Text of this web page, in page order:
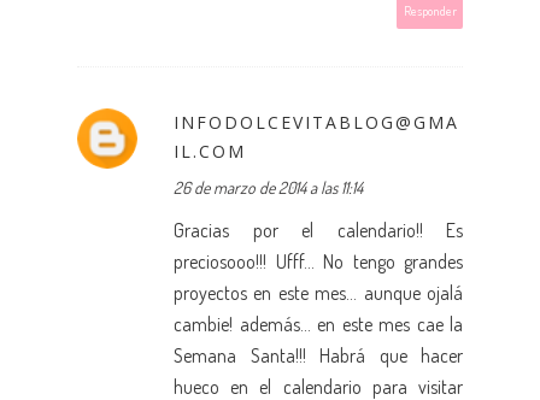
Responder
INFODOLCEVITABLOG@GMA
IL.COM
26 de marzo de 2014 a las 11:14
Gracias por el calendario!! Es
preciosooo!!! Ufff... No tengo grandes
proyectos en este mes... aunque ojalá
cambie! además... en este mes cae la
Semana Santa!!! Habrá que hacer
hueco en el calendario para visitar